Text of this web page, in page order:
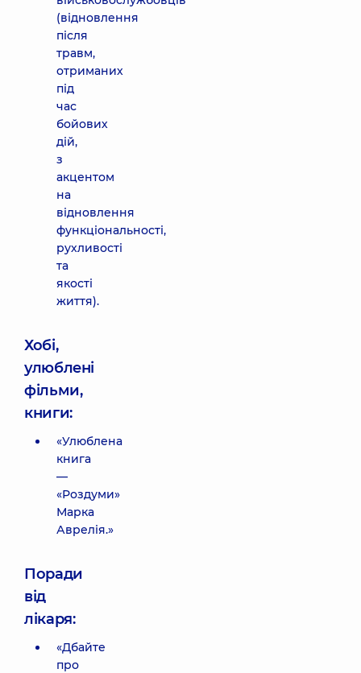
(відновлення
після
травм,
отриманих
під
час
бойових
дій,
з
акцентом
на
відновлення
функціональності,
рухливості
та
якості
життя).
Хобі,
улюблені
фільми,
книги:
«Улюблена
книга
—
«Роздуми»
Марка
Аврелія.»
Поради
від
лікаря:
«Дбайте
про